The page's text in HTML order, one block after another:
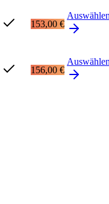
153,00 €
156,00 €